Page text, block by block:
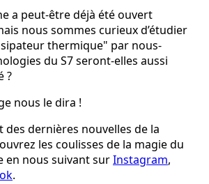
a peut-être déjà été ouvert
nous sommes curieux d’étudier
thermique" par nous-
du S7 seront-elles aussi
?
nous le dira !
des dernières nouvelles de la
les coulisses de la magie du
en nous suivant surInstagram,
.